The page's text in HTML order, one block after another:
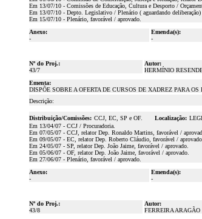
Em 13/07/10 - Comissões de Educação, Cultura e Desporto /
Em 13/07/10 - Depto. Legislativo / Plenário ( aguardando deliberação)
Em 15/07/10 - Plenário, favorável / aprovado.
Anexo:
-
Emenda(s):
-
Nº do Proj.:
43/7
Autor:
HERMÍNIO
Ementa:
DISPÕE SOBRE A OFERTA DE CURSOS DE XADREZ PARA
Descrição:
Distribuição/Comissões: CCJ, EC, SP e OF. Localização:
Em 13/04/07 - CCJ / Procuradoria.
Em 07/05/07 - CCJ, relator Dep. Ronaldo Martins, favorável /
Em 09/05/07 - EC, relator Dep. Roberto Cláudio, favorável / aprovado.
Em 24/05/07 - SP, relator Dep. João Jaime, favorável / aprovado.
Em 05/06/07 - OF, relator Dep. João Jaime, favorável / aprovado.
Em 27/06/07 - Plenário, favorável / aprovado.
Anexo:
-
Emenda(s):
-
Nº do Proj.:
43/8
Autor:
FERREIRA ARAGÃO